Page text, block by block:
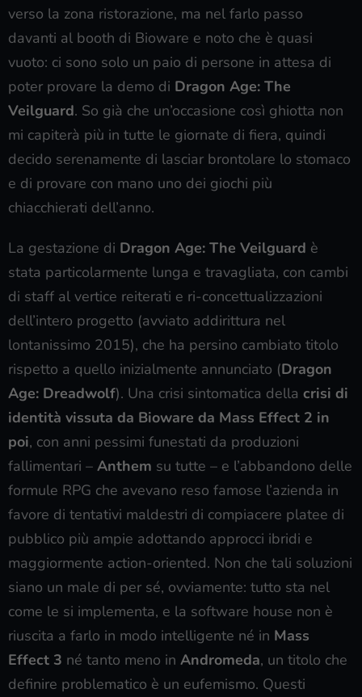
verso la zona ristorazione, ma nel farlo passo
davanti al booth di Bioware e noto che è quasi
vuoto: ci sono solo un paio di persone in attesa di
poter provare la demo di Dragon Age: The
Veilguard. So già che un’occasione così ghiotta non
mi capiterà più in tutte le giornate di fiera, quindi
decido serenamente di lasciar brontolare lo stomaco
e di provare con mano uno dei giochi più
chiacchierati dell’anno.
La gestazione di Dragon Age: The Veilguard è
stata particolarmente lunga e travagliata, con cambi
di staff al vertice reiterati e ri-concettualizzazioni
dell’intero progetto (avviato addirittura nel
lontanissimo 2015), che ha persino cambiato titolo
rispetto a quello inizialmente annunciato (Dragon
Age: Dreadwolf). Una crisi sintomatica della crisi di
identità vissuta da Bioware da Mass Effect 2 in
poi, con anni pessimi funestati da produzioni
fallimentari – Anthem su tutte – e l’abbandono delle
formule RPG che avevano reso famose l’azienda in
favore di tentativi maldestri di compiacere platee di
pubblico più ampie adottando approcci ibridi e
maggiormente action-oriented. Non che tali soluzioni
siano un male di per sé, ovviamente: tutto sta nel
come le si implementa, e la software house non è
riuscita a farlo in modo intelligente né in Mass
Effect 3 né tanto meno in Andromeda, un titolo che
definire problematico è un eufemismo. Questi